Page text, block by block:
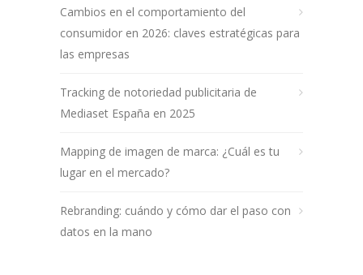
Cambios en el comportamiento del
consumidor en 2026: claves estratégicas para
las empresas
Tracking de notoriedad publicitaria de
Mediaset España en 2025
Mapping de imagen de marca: ¿Cuál es tu
lugar en el mercado?
Rebranding: cuándo y cómo dar el paso con
datos en la mano